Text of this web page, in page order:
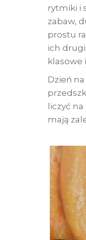
rytmiki i
zabaw,
prostu
ich
klasowe
Dzień
liczyć
mają